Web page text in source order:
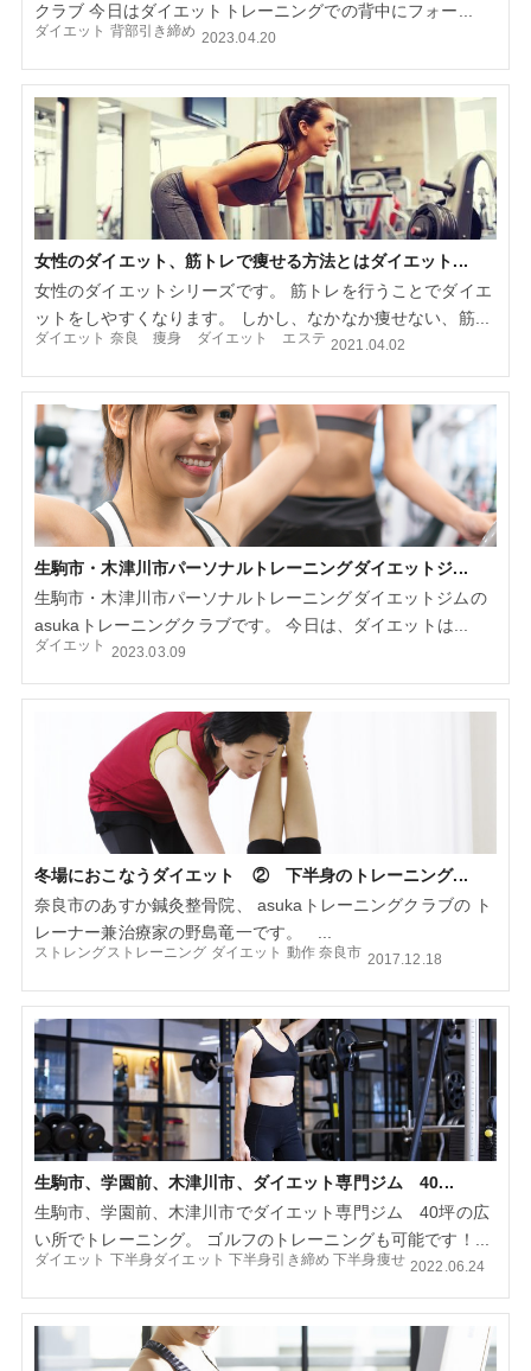
クラブ 今日はダイエットトレーニングでの背中にフォー...
ダイエット 背部引き締め 2023.04.20
女性のダイエット、筋トレで痩せる方法とはダイエット...
女性のダイエットシリーズです。 筋トレを行うことでダイエ
ットをしやすくなります。 しかし、なかなか痩せない、筋...
ダイエット 奈良 痩身 ダイエット エステ 2021.04.02
生駒市・木津川市パーソナルトレーニングダイエットジ...
生駒市・木津川市パーソナルトレーニングダイエットジムの
asukaトレーニングクラブです。 今日は、ダイエットは...
ダイエット 2023.03.09
冬場におこなうダイエット ② 下半身のトレーニング...
奈良市のあすか鍼灸整骨院、 asukaトレーニングクラブの ト
レーナー兼治療家の野島竜一です。 ...
ストレングストレーニング ダイエット 動作 奈良市 2017.12.18
生駒市、学園前、木津川市、ダイエット専門ジム 40...
生駒市、学園前、木津川市でダイエット専門ジム 40坪の広
い所でトレーニング。 ゴルフのトレーニングも可能です！...
ダイエット 下半身ダイエット 下半身引き締め 下半身痩せ 2022.06.24